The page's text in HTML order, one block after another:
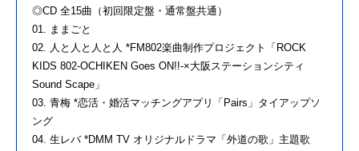
◎CD 全15曲（初回限定盤・通常盤共通）
01. ままごと
02. 人と人と人と人 *FM802楽曲制作プロジェクト「ROCK
KIDS 802-OCHIKEN Goes ON!!-×大阪ステーションシティ
Sound Scape」
03. 青梅 *恋活・婚活マッチングアプリ「Pairs」タイアップソ
ング
04. 生レバ *DMM TV オリジナルドラマ「外道の歌」主題歌